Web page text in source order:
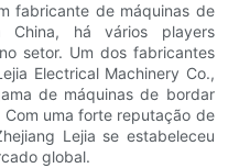
fabricante de máquinas de
há vários players
setor. Um dos fabricantes
Electrical Machinery Co.,
de máquinas de bordar
uma forte reputação de
Lejia se estabeleceu
global.